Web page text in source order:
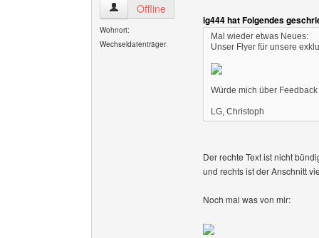
nuo-designs Benutzer-Profile anzeigen
Offline
Wohnort:
Wechseldatenträger
ig444 hat Folgendes
Mal wieder etwas Neues:
Unser Flyer für unsere
Würde mich über
LG, Christoph
Der rechte Text ist nicht
und rechts ist der Anschnitt
Noch mal was von mir: